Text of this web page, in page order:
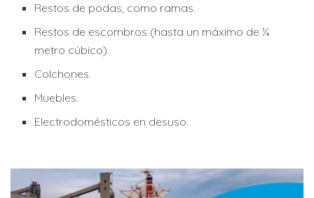
Restos de podas, como ramas.
Restos de escombros (hasta un máximo de ¼
metro cúbico).
Colchones.
Muebles.
Electrodomésticos en desuso.